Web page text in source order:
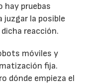
hay pruebas
juzgar la posible
reacción.
móviles y
fija.
dónde empieza el